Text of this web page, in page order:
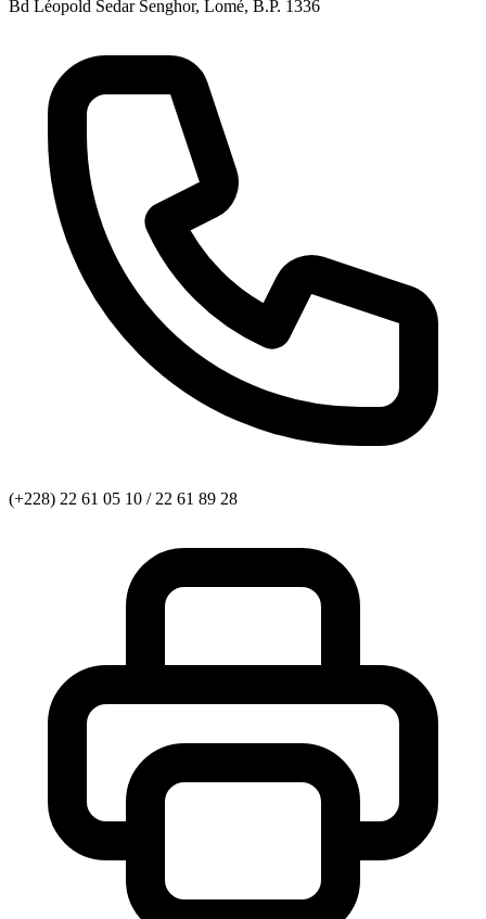
Bd Léopold Sedar Senghor, Lomé, B.P. 1336
(+228) 22 61 05 10 / 22 61 89 28